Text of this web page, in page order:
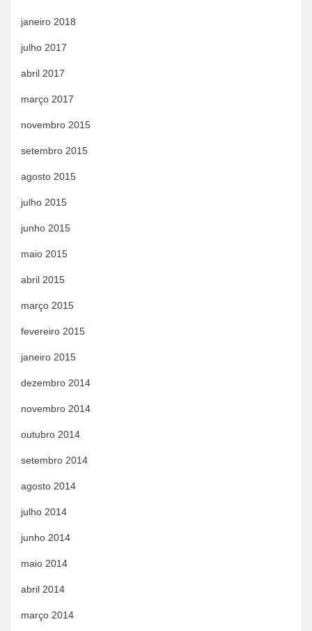
janeiro 2018
julho 2017
abril 2017
março 2017
novembro 2015
setembro 2015
agosto 2015
julho 2015
junho 2015
maio 2015
abril 2015
março 2015
fevereiro 2015
janeiro 2015
dezembro 2014
novembro 2014
outubro 2014
setembro 2014
agosto 2014
julho 2014
junho 2014
maio 2014
abril 2014
março 2014